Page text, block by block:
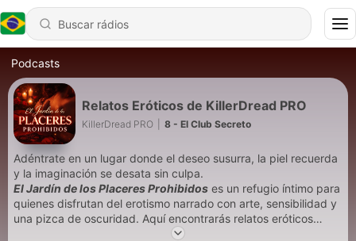
Podcasts
Relatos Eróticos de KillerDread PRO
KillerDread PRO 8 - El Club Secreto
Adéntrate en un lugar donde el deseo susurra, la piel recuerda
y la imaginación se desata sin culpa.
El Jardín de los Placeres Prohibidos es un refugio íntimo para
quienes disfrutan del erotismo narrado con arte, sensibilidad y
una pizca de oscuridad. Aquí encontrarás relatos eróticos
cuidadosamente escritos y narrados, historias donde la